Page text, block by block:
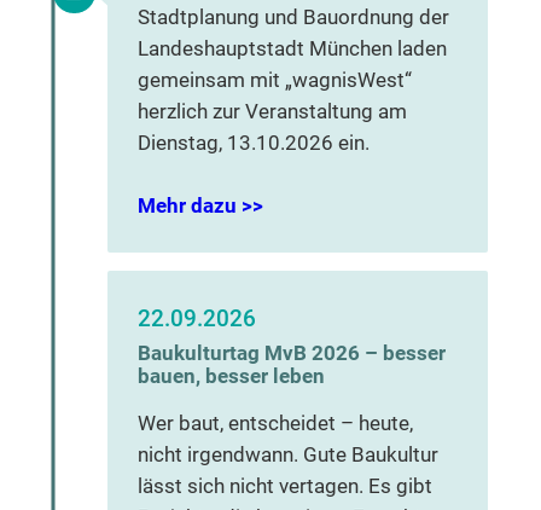
Stadtplanung und Bauordnung der
Landeshauptstadt München laden
gemeinsam mit „wagnisWest“
herzlich zur Veranstaltung am
Dienstag, 13.10.2026 ein.
Mehr dazu >>
22.09.2026
Baukulturtag MvB 2026 – besser
bauen, besser leben
Wer baut, entscheidet – heute,
nicht irgendwann. Gute Baukultur
lässt sich nicht vertagen. Es gibt